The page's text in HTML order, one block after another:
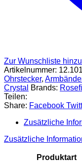
Zur Wunschliste
Artikelnummer:
Ohrstecker,
Crystal
Brands:
Teilen:
Share: Facebook
Zusätzliche
Zusätzliche
Produktart